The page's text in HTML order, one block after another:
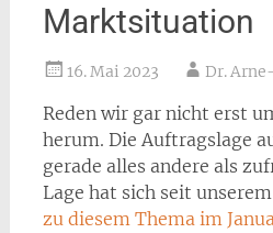
Marktsituation
16. Mai 2023 Dr.
Reden wir gar nicht erst
herum. Die Auftragslage
gerade alles andere als
Lage hat sich seit unserem
zu diesem Thema im